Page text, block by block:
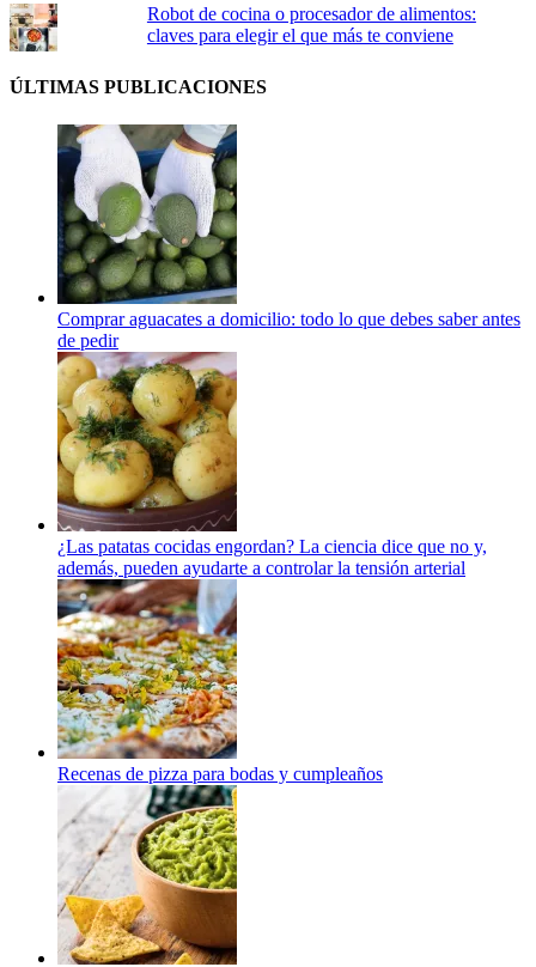
Robot de cocina o procesador de alimentos:
claves para elegir el que más te conviene
ÚLTIMAS PUBLICACIONES
Comprar aguacates a domicilio: todo lo que debes saber antes
de pedir
¿Las patatas cocidas engordan? La ciencia dice que no y,
además, pueden ayudarte a controlar la tensión arterial
Recenas de pizza para bodas y cumpleaños